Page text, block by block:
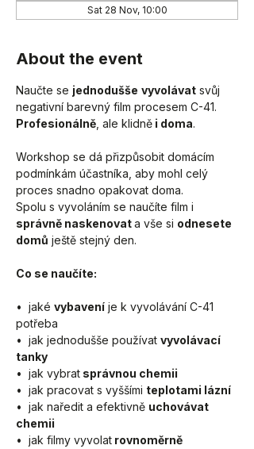
Sat 28 Nov, 10:00
About the event
Naučte se jednodušše vyvolávat svůj
negativní barevný film procesem C-41.
Profesionálně , ale klidně i doma.
Workshop se dá přizpůsobit domácím
podmínkám účastníka, aby mohl celý
proces snadno opakovat doma.
Spolu s vyvoláním se naučíte film i
správně naskenovat a vše si odnesete
domů ještě stejný den.
Co se naučíte:
•  jaké vybavení je k vyvolávání C-41
potřeba
•  jak jednodušše používat vyvolávací
tanky
•  jak vybrat správnou chemii
•  jak pracovat s vyššími teplotami lázní
•  jak naředit a efektivně uchovávat
chemii
•  jak filmy vyvolat rovnoměrně